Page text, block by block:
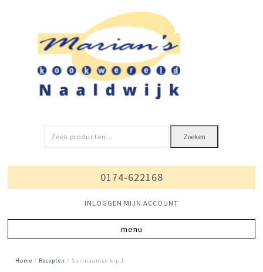
Zoeken
naar:
Zoeken
0174-622168
INLOGGEN MIJN ACCOUNT
Home / Recepten / Surinaamse kip 1